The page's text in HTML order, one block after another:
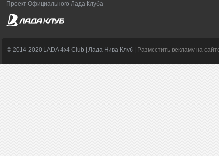
Проект Официального Лада Клуба
© 2014-2020 LADA 4x4 Club | Лада Нива Клуб | Разместить рекламу на